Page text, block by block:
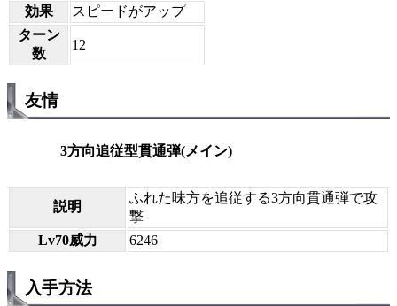
効果
スピードがアップ
ターン
数
12
友情
3方向追従型貫通弾(メイン)
説明
ふれた味方を追従する3方向貫通弾で攻
撃
Lv70威力
6246
入手方法